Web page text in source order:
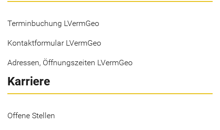
Terminbuchung LVermGeo
Kontaktformular LVermGeo
Adressen, Öffnungszeiten LVermGeo
Karriere
Offene Stellen